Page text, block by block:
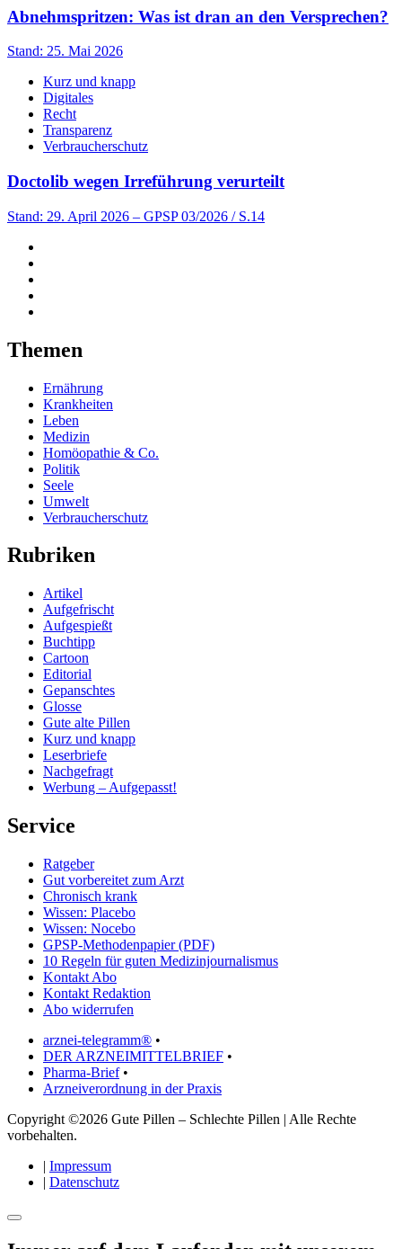
Abnehmspritzen: Was ist dran an den Versprechen?
Stand: 25. Mai 2026
Kurz und knapp
Digitales
Recht
Transparenz
Verbraucherschutz
Doctolib wegen Irreführung verurteilt
Stand: 29. April 2026 – GPSP 03/2026 / S.14
Themen
Ernährung
Krankheiten
Leben
Medizin
Homöopathie & Co.
Politik
Seele
Umwelt
Verbraucherschutz
Rubriken
Artikel
Aufgefrischt
Aufgespießt
Buchtipp
Cartoon
Editorial
Gepanschtes
Glosse
Gute alte Pillen
Kurz und knapp
Leserbriefe
Nachgefragt
Werbung – Aufgepasst!
Service
Ratgeber
Gut vorbereitet zum Arzt
Chronisch krank
Wissen: Placebo
Wissen: Nocebo
GPSP-Methodenpapier (PDF)
10 Regeln für guten Medizinjournalismus
Kontakt Abo
Kontakt Redaktion
Abo widerrufen
arznei-telegramm® •
DER ARZNEIMITTELBRIEF •
Pharma-Brief•
Arzneiverordnung in der Praxis
Copyright ©2026 Gute Pillen – Schlechte Pillen | Alle Rechte
vorbehalten.
| Impressum
| Datenschutz